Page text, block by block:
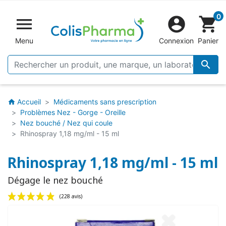

Menu


Connexion
shopping_cart0
Panier
home Accueil
Médicaments sans prescription
Problèmes Nez - Gorge - Oreille
Nez bouché / Nez qui coule
Rhinospray 1,18 mg/ml - 15 ml
Rhinospray 1,18 mg/ml - 15 ml
Dégage le nez bouché